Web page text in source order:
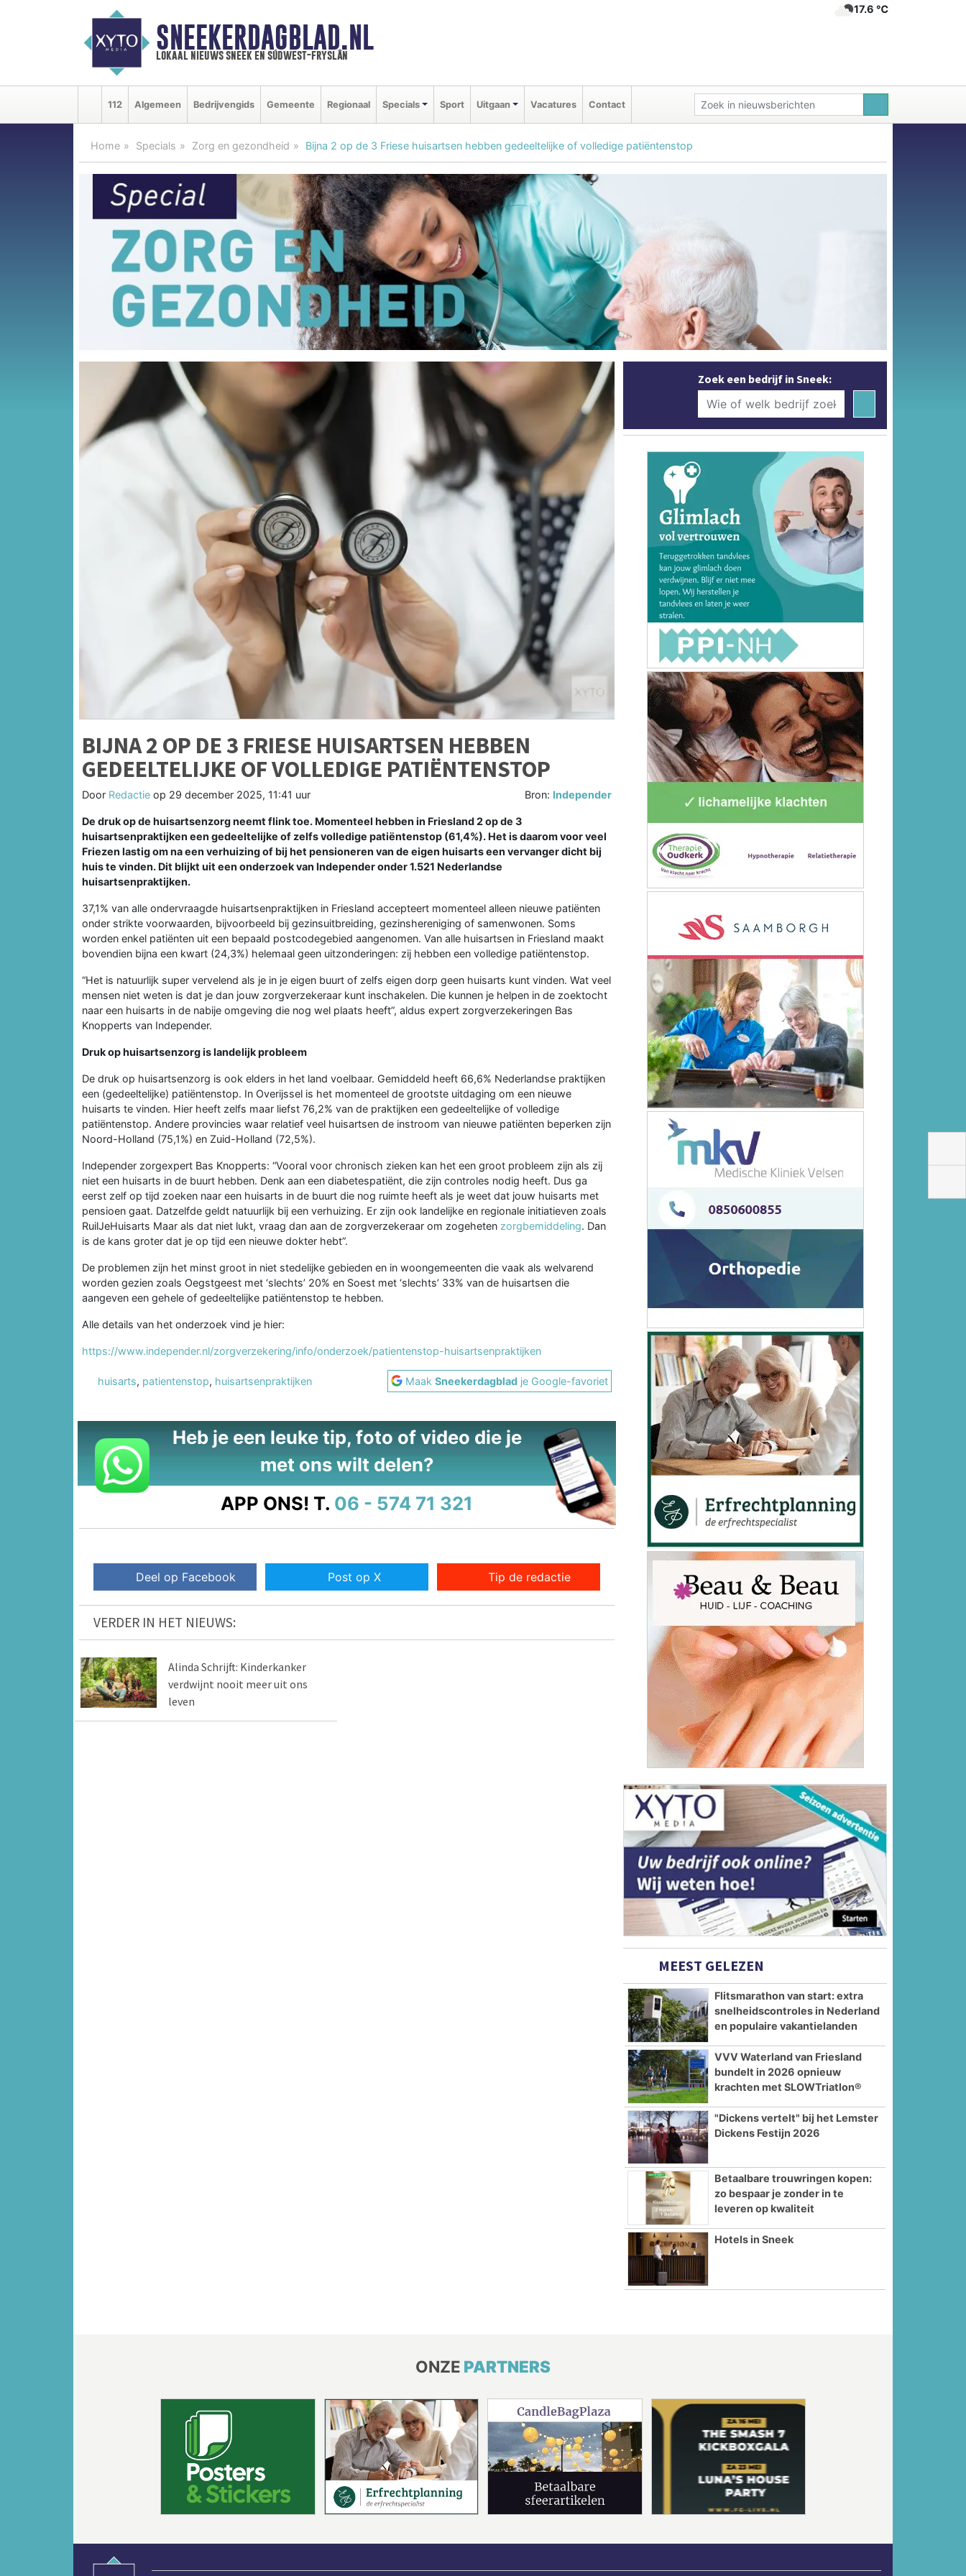
SNEEKERDAGBLAD.NL
lokaal nieuws sneek en súdwest-fryslân
17.6 ℃
112 Algemeen Bedrijvengids Gemeente Regionaal Specials Sport Uitgaan Vacatures Contact
Home Specials Zorg en gezondheid Bijna 2 op de 3 Friese huisartsen hebben gedeeltelijke of volledige patiëntenstop
BIJNA 2 OP DE 3 FRIESE HUISARTSEN HEBBEN
GEDEELTELIJKE OF VOLLEDIGE PATIËNTENSTOP
Door Redactie op 29 december 2025, 11:41 uur Bron: Independer
De druk op de huisartsenzorg neemt flink toe. Momenteel hebben in Friesland 2 op de 3
huisartsenpraktijken een gedeeltelijke of zelfs volledige patiëntenstop (61,4%). Het is daarom voor veel
Friezen lastig om na een verhuizing of bij het pensioneren van de eigen huisarts een vervanger dicht bij
huis te vinden. Dit blijkt uit een onderzoek van Independer onder 1.521 Nederlandse
huisartsenpraktijken.
37,1% van alle ondervraagde huisartsenpraktijken in Friesland accepteert momenteel alleen nieuwe patiënten
onder strikte voorwaarden, bijvoorbeeld bij gezinsuitbreiding, gezinshereniging of samenwonen. Soms
worden enkel patiënten uit een bepaald postcodegebied aangenomen. Van alle huisartsen in Friesland maakt
bovendien bijna een kwart (24,3%) helemaal geen uitzonderingen: zij hebben een volledige patiëntenstop.
“Het is natuurlijk super vervelend als je in je eigen buurt of zelfs eigen dorp geen huisarts kunt vinden. Wat veel
mensen niet weten is dat je dan jouw zorgverzekeraar kunt inschakelen. Die kunnen je helpen in de zoektocht
naar een huisarts in de nabije omgeving die nog wel plaats heeft”, aldus expert zorgverzekeringen Bas
Knopperts van Independer.
Druk op huisartsenzorg is landelijk probleem
De druk op huisartsenzorg is ook elders in het land voelbaar. Gemiddeld heeft 66,6% Nederlandse praktijken
een (gedeeltelijke) patiëntenstop. In Overijssel is het momenteel de grootste uitdaging om een nieuwe
huisarts te vinden. Hier heeft zelfs maar liefst 76,2% van de praktijken een gedeeltelijke of volledige
patiëntenstop. Andere provincies waar relatief veel huisartsen de instroom van nieuwe patiënten beperken zijn
Noord-Holland (75,1%) en Zuid-Holland (72,5%).
Independer zorgexpert Bas Knopperts: “Vooral voor chronisch zieken kan het een groot probleem zijn als zij
niet een huisarts in de buurt hebben. Denk aan een diabetespatiënt, die zijn controles nodig heeft. Dus ga
eerst zelf op tijd zoeken naar een huisarts in de buurt die nog ruimte heeft als je weet dat jouw huisarts met
pensioen gaat. Datzelfde geldt natuurlijk bij een verhuizing. Er zijn ook landelijke en regionale initiatieven zoals
RuilJeHuisarts Maar als dat niet lukt, vraag dan aan de zorgverzekeraar om zogeheten zorgbemiddeling. Dan
is de kans groter dat je op tijd een nieuwe dokter hebt”.
De problemen zijn het minst groot in niet stedelijke gebieden en in woongemeenten die vaak als welvarend
worden gezien zoals Oegstgeest met ‘slechts’ 20% en Soest met ‘slechts’ 33% van de huisartsen die
aangeven een gehele of gedeeltelijke patiëntenstop te hebben.
Alle details van het onderzoek vind je hier:
https://www.independer.nl/zorgverzekering/info/onderzoek/patientenstop-huisartsenpraktijken
huisarts, patientenstop, huisartsenpraktijken MaakSneekerdagblad je Google-favoriet
Heb je een leuke tip, foto of video die je
met ons wilt delen?
APP ONS! T. 06 - 574 71 321
Deel op Facebook Post op X Tip de redactie
VERDER IN HET NIEUWS:
Alinda Schrijft: Kinderkanker
verdwijnt nooit meer uit ons
leven
Zoek een bedrijf in Sneek:
MEEST GELEZEN
Flitsmarathon van start: extra
snelheidscontroles in Nederland
en populaire vakantielanden
VVV Waterland van Friesland
bundelt in 2026 opnieuw
krachten met SLOWTriatlon®
"Dickens vertelt" bij het Lemster
Dickens Festijn 2026
Betaalbare trouwringen kopen:
zo bespaar je zonder in te
leveren op kwaliteit
Hotels in Sneek
ONZE PARTNERS